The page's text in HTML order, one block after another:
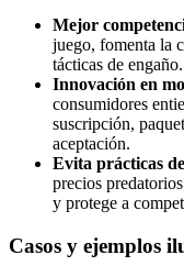
Mejor
juego, fomenta la
tácticas de engaño.
Innovación en
consumidores
suscripción,
aceptación.
Evita prácticas
precios
y protege a
Casos y ejemplos